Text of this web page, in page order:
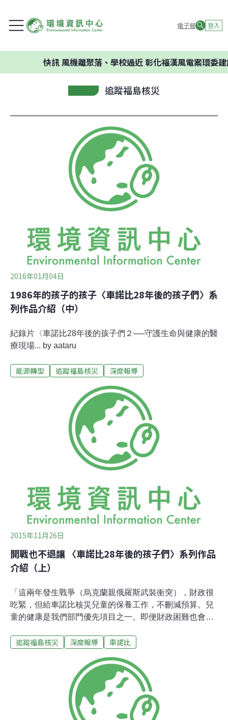
電子報 登入
快訊風機離聚落、學校過近 彰化福漢風電案環委建議
追蹤福島核災
2016年01月04日
1986年的孩子的孩子〈車諾比28年後的孩子們〉系
列作品介紹（中）
紀錄片〈車諾比28年後的孩子們２──守護生命與健康的醫
療現場... by aataru
能源轉型 追蹤福島核災 深度報導
2015年11月26日
開戰也不退讓 〈車諾比28年後的孩子們〉系列作品
介紹（上）
「這兩年發生戰爭（烏克蘭親俄羅斯武裝衝突），財政很
吃緊，但給車諾比核災兒童的保養工作，不刪減預算。兒
童的健康是我們部門優先項目之一。即便財政困難也會不
后夫林可夫。醫療研究羅列烏克蘭保養廳副長的這番話，
子們〉（第一部、第二部、番外篇），片名中的「28年
後」，充分顯示了核災的難以收拾，也讓人預見福島兒童
可能的漫漫長路，本片紀錄了烏克蘭在核災專法之下，在
健康檢查、授課方式等方面的支持狀況，以及福島災童尚
未擁有的照顧程度。 和筆者所看過的車諾比報導比起來，
追蹤福島核災 深度報導 車諾比